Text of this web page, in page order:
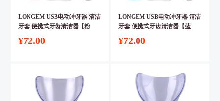
LONGEM USB电动冲牙器 清洁
牙套 便携式牙齿清洁器【粉
¥72.00
LONGEM USB电动冲牙器 清洁
牙套 便携式牙齿清洁器【蓝
¥72.00